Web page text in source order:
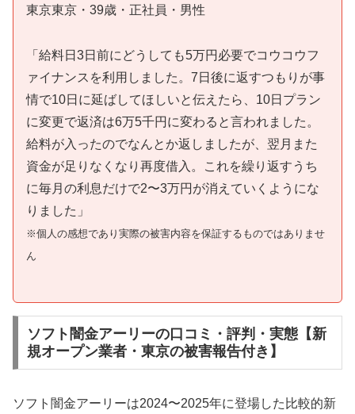
東京東京・39歳・正社員・男性
「給料日3日前にどうしても5万円必要でコウコウフ
ァイナンスを利用しました。7日後に返すつもりが事
情で10日に延ばしてほしいと伝えたら、10日プラン
に変更で返済は6万5千円に変わると言われました。
給料が入ったのでなんとか返しましたが、翌月また
資金が足りなくなり再度借入。これを繰り返すうち
に毎月の利息だけで2〜3万円が消えていくようにな
りました」
※個人の感想であり実際の被害内容を保証するものではありませ
ん
ソフト闇金アーリーの口コミ・評判・実態【新
規オープン業者・東京の被害報告付き】
ソフト闇金アーリーは2024〜2025年に登場した比較的新